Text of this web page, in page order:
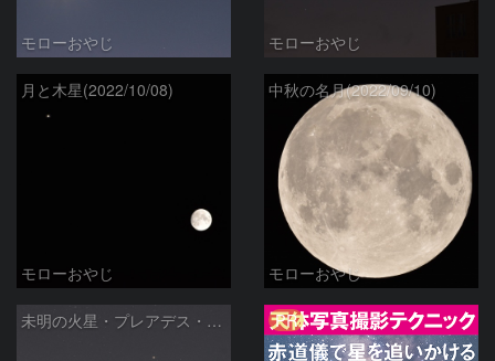
モローおやじ モローおやじ
月と木星(2022/10/08)
モローおやじ
中秋の名月(2022/09/10)
モローおやじ
未明の火星・プレアデス・ヒアデス(2022/08/22) PR